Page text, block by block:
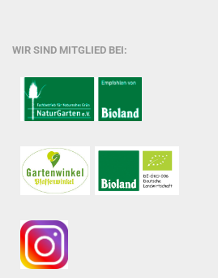
WIR SIND MITGLIED BEI: